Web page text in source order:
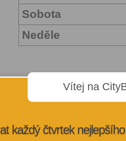
Sobota
Neděle
Vítej na
každý čtvrtek